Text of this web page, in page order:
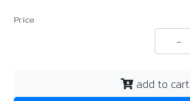
Price
-
add to cart